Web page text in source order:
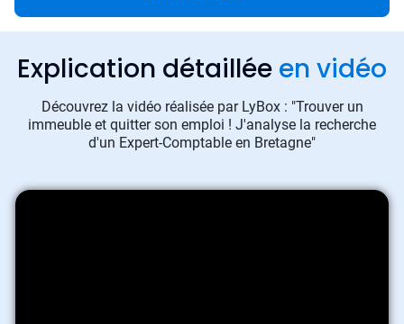
Explication détaillée en vidéo
Découvrez la vidéo réalisée par LyBox : "Trouver un
immeuble et quitter son emploi ! J'analyse la recherche
d'un Expert-Comptable en Bretagne"